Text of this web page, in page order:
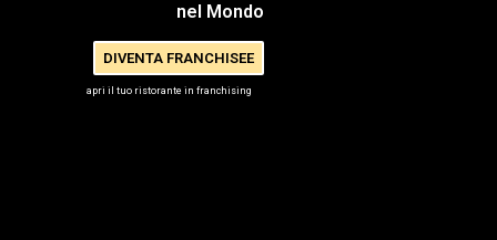
nel Mondo
DIVENTA FRANCHISEE
apri il tuo ristorante in franchising